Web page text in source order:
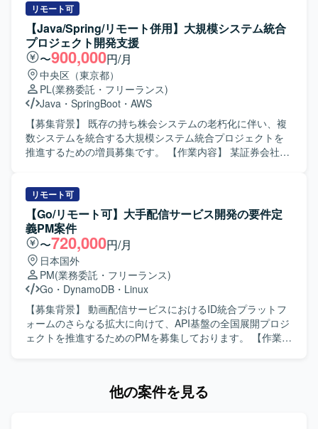
キュメント作成を通じて情報をわかりやすく整理できる方
が望ましいです。 【ポジションの魅力】 省庁向けの大規模
申請システムという社会的インパクトの大きい案件に参画
いただけます。利用者増加に伴う業務課題の解決に直結す
るシステム開発の中核を担えるため、上流からのプロジェ
クトマネジメント経験を積むことができます。複数本部に
よる合同開発体制のもとで、横断的な調整力やマネジメン
トスキルを高められる環境です。 【開発環境】 Flutter、
Java、TypeScript、SpringBoot、PostgreSQL、React、
AWS などを用いた環境での開発となります。
進捗および課題管理、品質管理など、円滑なシステム移行
の完遂に向けたマネジメント業務を遂行していただきま
す。 【求める人物像】 大規模システム移行の経験を活か
し、自走して主体的にプロジェクトを推進できる方を求め
ております。関係者と円滑にコミュニケーションを取りな
がら、状況に応じて柔軟に判断・対応いただける方が望ま
しいです。 【ポジションの魅力】 大手自動車会社のシステ
ム移行という大規模かつ重要度の高いプロジェクトに携わ
ることができます。PMとして裁量を持ってプロジェクトを
リードでき、これまでのマネジメント経験を存分に活かし
ていただける環境です。 【開発環境】 詳細な開発環境につ
リモート可
【Java/Spring/リモート併用】大規模システム統合
プロジェクト開発支援
〜900,000円/月
中央区（東京都）
PL(業務委託・フリーランス)
Java ・ SpringBoot ・ AWS
【募集背景】 既存の持ち株会システムの老朽化に伴い、複
数システムを統合する大規模システム統合プロジェクトを
推進するための増員募集です。 【作業内容】 某証券会社向
ェーズであり、概要設計以降の設計、開発、テストなど一
連の工程に携わっていただきます。プロジェクトリーダー
またはPMとして、関連メンバーと連携しながら大規模シス
テム統合を推進していただきます。 【求める人物像】 大規
模システムにおける開発経験を活かし、関係者と円滑にコ
ミュニケーションを取りながらプロジェクトをリードして
いただける方を求めています。金融、証券、クレジットカ
ードなどの業務知識を活かし、要件や業務フローを正しく
理解した上で設計やレビューができる方が望ましいです。
【ポジションの魅力】 大規模なシステム統合プロジェクト
に上流工程から参画でき、金融系システムの知見を深めな
Java（Spring BootまたはSpring）を中心とした環境での開
リモート可
【Go/リモート可】大手配信サービス開発の要件定
義PM案件
〜720,000円/月
日本国外
PM(業務委託・フリーランス)
Go ・ DynamoDB ・ Linux
【募集背景】 動画配信サービスにおけるID統合プラットフ
ォームのさらなる拡大に向けて、API基盤の全国展開プロジ
ェクトを推進するためのPMを募集しております。 【作業内
や、システム開発プロジェクトにおける進捗管理などPM業
他の案件を見る